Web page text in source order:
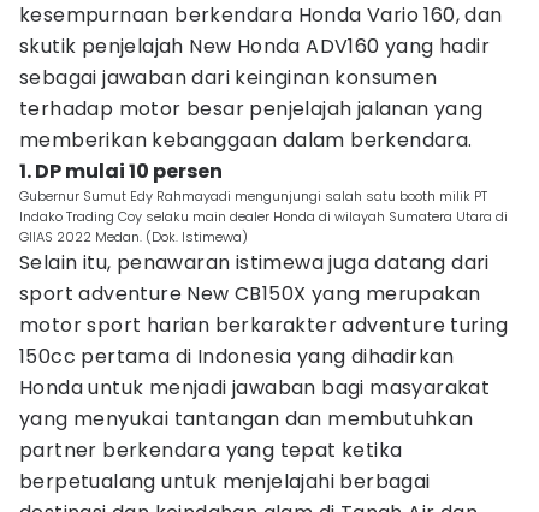
kesempurnaan berkendara Honda Vario 160, dan
skutik penjelajah New Honda ADV160 yang hadir
sebagai jawaban dari keinginan konsumen
terhadap motor besar penjelajah jalanan yang
memberikan kebanggaan dalam berkendara.
1. DP mulai 10 persen
Gubernur Sumut Edy Rahmayadi mengunjungi salah satu booth milik PT
Indako Trading Coy selaku main dealer Honda di wilayah Sumatera Utara di
GIIAS 2022 Medan. (Dok. Istimewa)
Selain itu, penawaran istimewa juga datang dari
sport adventure New CB150X yang merupakan
motor sport harian berkarakter adventure turing
150cc pertama di Indonesia yang dihadirkan
Honda untuk menjadi jawaban bagi masyarakat
yang menyukai tantangan dan membutuhkan
partner berkendara yang tepat ketika
berpetualang untuk menjelajahi berbagai